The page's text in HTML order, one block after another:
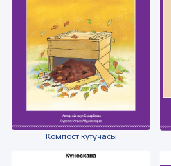
Компост кутучасы